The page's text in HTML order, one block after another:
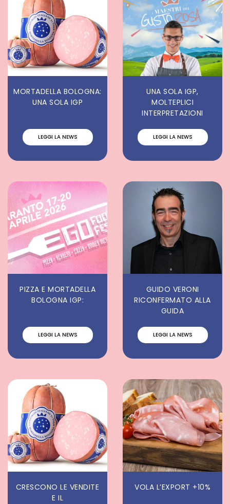
MORTADELLA BOLOGNA:
UNA SOLA IGP
LEGGI LA NEWS
UNA SOLA IGP,
MOLTEPLICI
INTERPRETAZIONI
LEGGI LA NEWS
PIZZA E MORTADELLA
BOLOGNA IGP:
LEGGI LA NEWS
GUIDO VERONI
RICONFERMATO ALLA
GUIDA
LEGGI LA NEWS
CRESCONO LE VENDITE
E IL
VOLA L’EXPORT +10%